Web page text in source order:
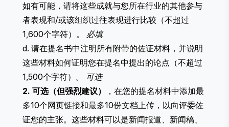
如有可能，请将这些成就与您所在行业的其他参与
者表现和/或该组织过往表现进行比较（不超过
1,600个字符）。 必填
d. 请在提名书中注明所有附带的佐证材料，并说明
这些材料如何证明您在提名中提出的论点（不超过
1,500个字符）。
可选
2. 可选（但强烈建议）
，在您的提名材料中添加最
多10个网页链接和最多10份文档上传，以向评委佐
证您的主张。这些材料可以是新闻报道、新闻稿、